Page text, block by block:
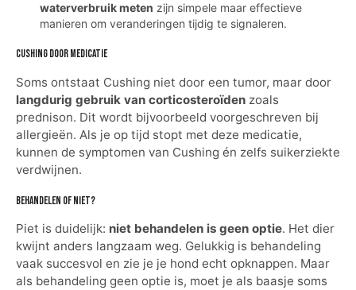
waterverbruik meten zijn simpele maar effectieve
manieren om veranderingen tijdig te signaleren.
Cushing door medicatie
Soms ontstaat Cushing niet door een tumor, maar door
langdurig gebruik van corticosteroïden zoals
prednison. Dit wordt bijvoorbeeld voorgeschreven bij
allergieën. Als je op tijd stopt met deze medicatie,
kunnen de symptomen van Cushing én zelfs suikerziekte
verdwijnen.
Behandelen of niet?
Piet is duidelijk: niet behandelen is geen optie. Het dier
kwijnt anders langzaam weg. Gelukkig is behandeling
vaak succesvol en zie je je hond echt opknappen. Maar
als behandeling geen optie is, moet je als baasje soms